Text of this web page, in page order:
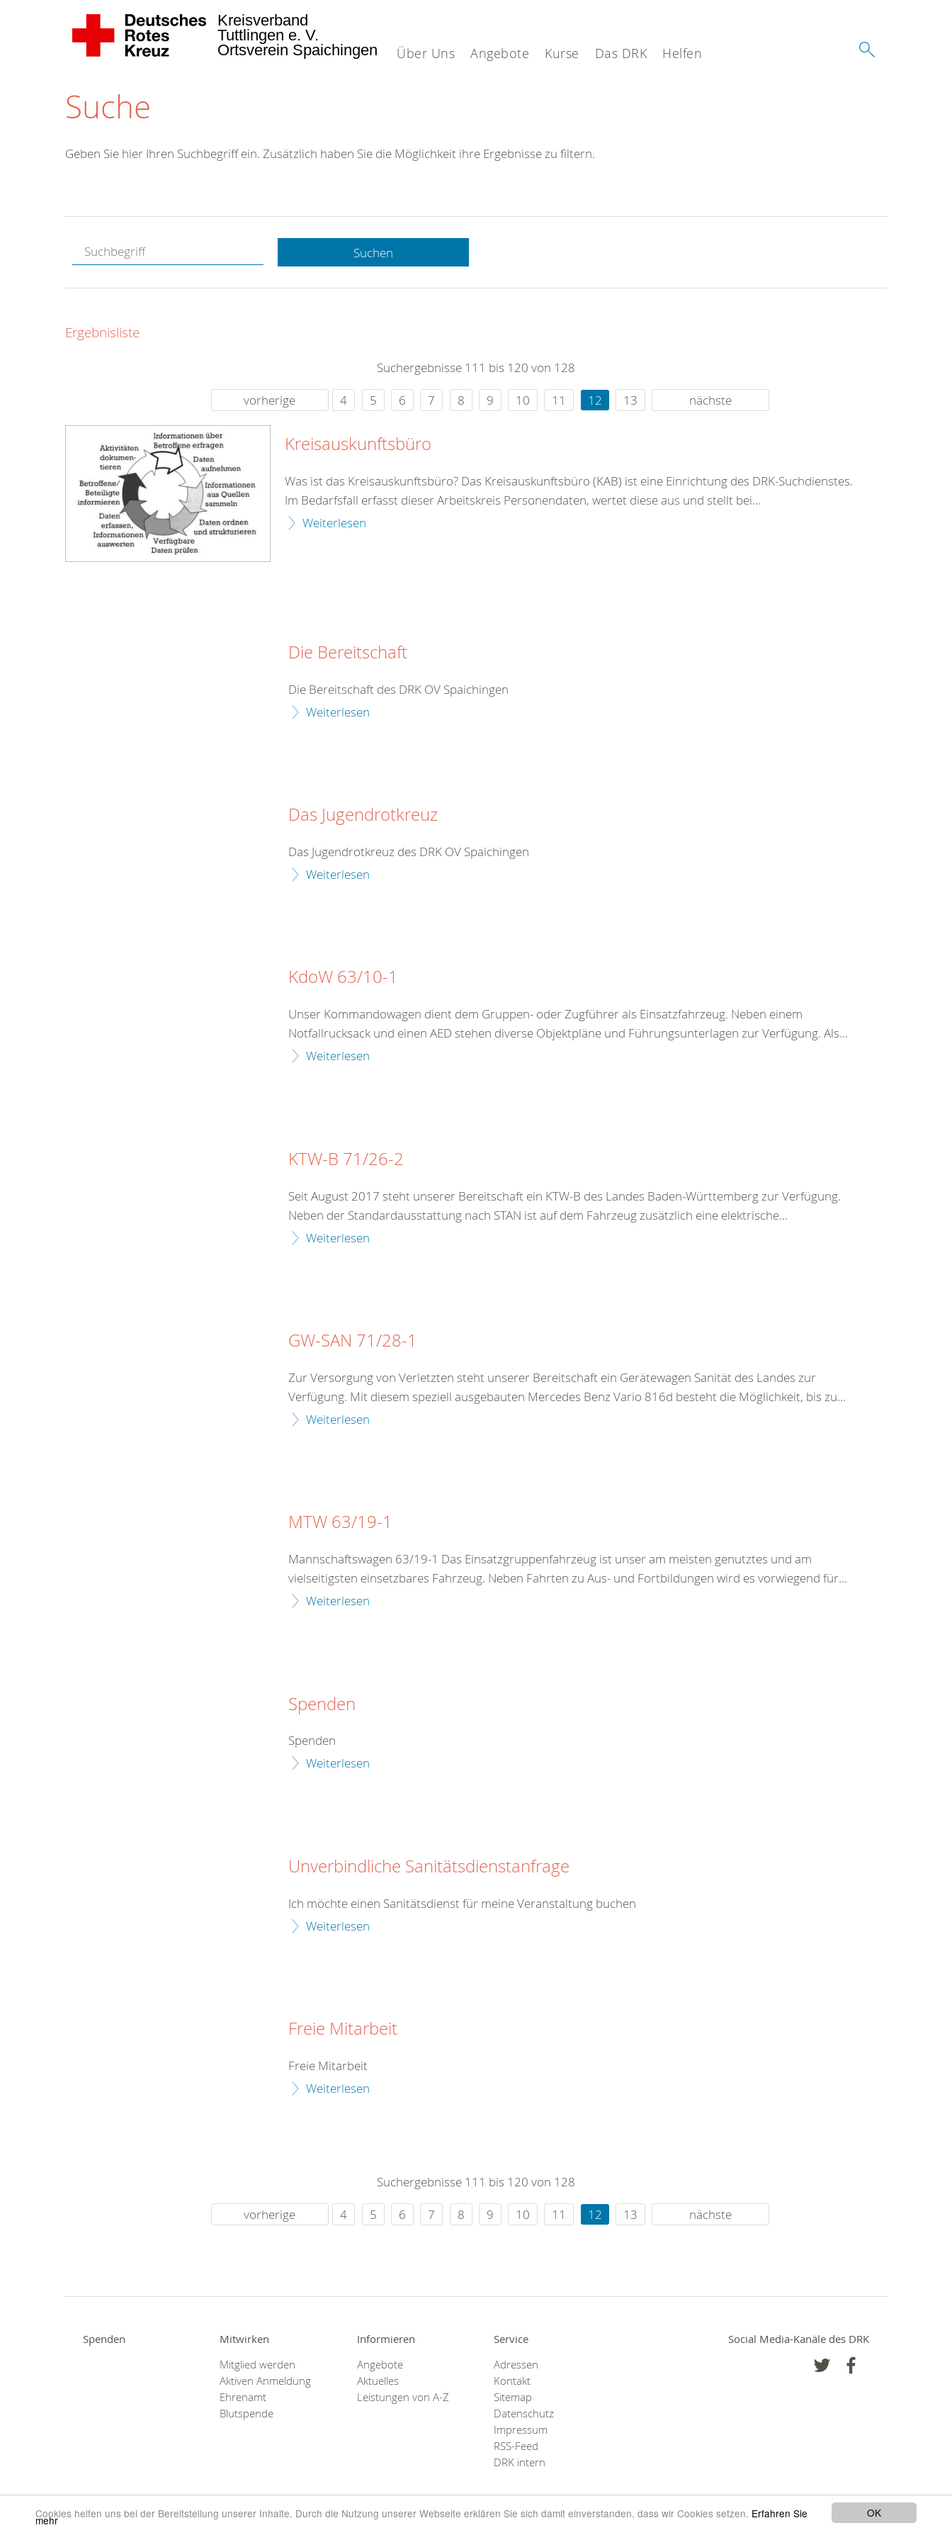
OK
Cookies helfen uns bei der Bereitstellung unserer Inhalte. Durch die Nutzung unserer Webseite erklären Sie sich damit einverstanden, dass wir Cookies setzen. Erfahren Sie
mehr
Über Uns Angebote Kurse Das DRK Helfen
Kreisverband
Tuttlingen e. V.
Ortsverein Spaichingen
Suche
Hotline.
gerne.
rund um die Uhr
Geben Sie hier Ihren Suchbegriff ein. Zusätzlich haben Sie die Möglichkeit ihre Ergebnisse zu filtern.
Suchen
Ergebnisliste
Suchergebnisse 111 bis 120 von 128
vorherige
4 5 6 7 8 9 10 11 12 13 nächste
Kreisauskunftsbüro
Was ist das Kreisauskunftsbüro? Das Kreisauskunftsbüro (KAB) ist eine Einrichtung des DRK-Suchdienstes.
Im Bedarfsfall erfasst dieser Arbeitskreis Personendaten, wertet diese aus und stellt bei...
Weiterlesen
Die Bereitschaft
Die Bereitschaft des DRK OV Spaichingen
Weiterlesen
Das Jugendrotkreuz
Das Jugendrotkreuz des DRK OV Spaichingen
Weiterlesen
KdoW 63/10-1
Unser Kommandowagen dient dem Gruppen- oder Zugführer als Einsatzfahrzeug. Neben einem
Notfallrucksack und einen AED stehen diverse Objektpläne und Führungsunterlagen zur Verfügung. Als...
Weiterlesen
KTW-B 71/26-2
Seit August 2017 steht unserer Bereitschaft ein KTW-B des Landes Baden-Württemberg zur Verfügung.
Neben der Standardausstattung nach STAN ist auf dem Fahrzeug zusätzlich eine elektrische...
Weiterlesen
GW-SAN 71/28-1
Zur Versorgung von Verletzten steht unserer Bereitschaft ein Gerätewagen Sanität des Landes zur
Verfügung. Mit diesem speziell ausgebauten Mercedes Benz Vario 816d besteht die Möglichkeit, bis zu...
Weiterlesen
MTW 63/19-1
Mannschaftswagen 63/19-1 Das Einsatzgruppenfahrzeug ist unser am meisten genutztes und am
vielseitigsten einsetzbares Fahrzeug. Neben Fahrten zu Aus- und Fortbildungen wird es vorwiegend für...
Weiterlesen
Spenden
Spenden
Weiterlesen
Unverbindliche Sanitätsdienstanfrage
Ich möchte einen Sanitätsdienst für meine Veranstaltung buchen
Weiterlesen
Freie Mitarbeit
Freie Mitarbeit
Weiterlesen
Suchergebnisse 111 bis 120 von 128
vorherige
4 5 6 7 8 9 10 11 12 13 nächste
Spenden
Mitwirken
Mitglied werden
Aktiven Anmeldung
Ehrenamt
Blutspende
Informieren
Angebote
Aktuelles
Leistungen von A-Z
Service
Adressen
Kontakt
Sitemap
Datenschutz
Impressum
RSS-Feed
DRK intern
Social Media-Kanäle des DRK